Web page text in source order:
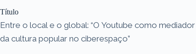
Título
Entre o local e o global: “O Youtube como mediador
da cultura popular no ciberespaço”